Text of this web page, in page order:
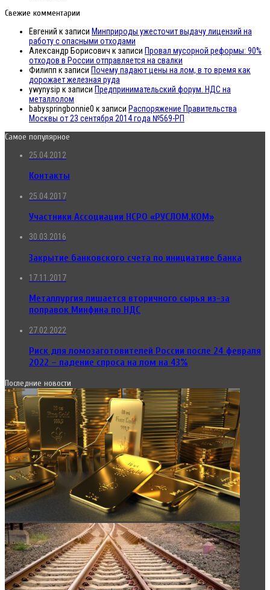
Свежие комментарии
Евгений к записи Минприроды ужесточит выдачу лицензий на
работу с опасными отходами
Александр Борисович к записи Провал мусорной реформы: 90%
отходов в России отправляется на свалки
Филипп к записи Почему падают цены на лом, в то время как
дорожает железная руда
ywynysip к записи Предпринимательский форум. НДС на
металлолом
babyspringbonnie0 к записи Распоряжение Правительства
Москвы от 23 сентября 2014 года №569-РП
Самое популярное
25.04.2012
Контакты
25.04.2017
Участники Ассоциации НСРО «РУСЛОМ.КОМ»
30.03.2016
Закрытие банковского счета по инициативе банка
17.11.2017
Металлургия лишается вторичного сырья из-за
поправок Минфина по НДС
27.02.2022
Риск для ломозаготовителей России после 24 февраля
2022 – падение спроса на лом на 43%
Последние новости